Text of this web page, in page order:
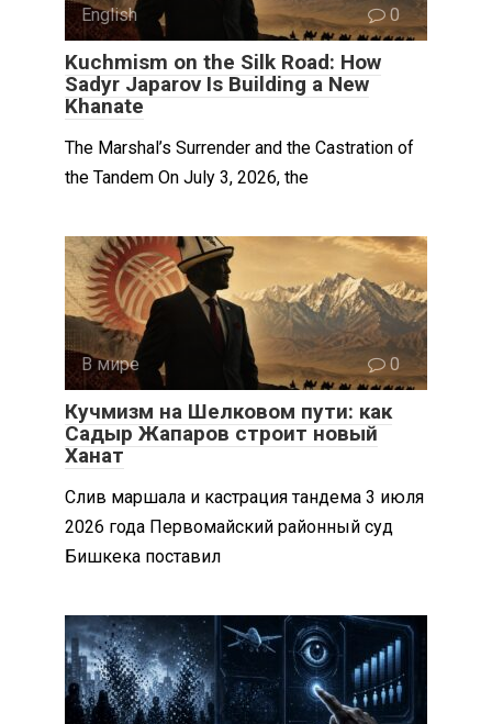
English 0
Kuchmism on the Silk Road: How
Sadyr Japarov Is Building a New
Khanate
The Marshal’s Surrender and the Castration of
the Tandem On July 3, 2026, the
В мире 0
Кучмизм на Шелковом пути: как
Садыр Жапаров строит новый
Ханат
Слив маршала и кастрация тандема 3 июля
2026 года Первомайский районный суд
Бишкека поставил